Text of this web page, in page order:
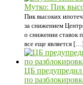
Мутко: Пик
Пик высоких
за снижением
о снижении ставок
все еще является
ЦБ
по